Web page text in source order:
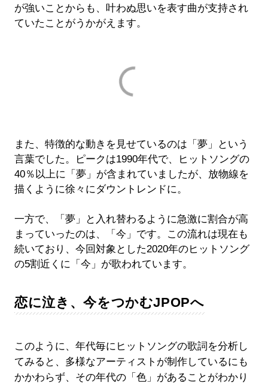
が強いことからも、叶わぬ思いを表す曲が支持され
ていたことがうかがえます。
また、特徴的な動きを見せているのは「夢」という
言葉でした。ピークは1990年代で、ヒットソングの
40％以上に「夢」が含まれていましたが、放物線を
描くように徐々にダウントレンドに。
一方で、「夢」と入れ替わるように急激に割合が高
まっていったのは、「今」です。この流れは現在も
続いており、今回対象とした2020年のヒットソング
の5割近くに「今」が歌われています。
恋に泣き、今をつかむJPOPへ
このように、年代毎にヒットソングの歌詞を分析し
てみると、多様なアーティストが制作しているにも
かかわらず、その年代の「色」があることがわかり